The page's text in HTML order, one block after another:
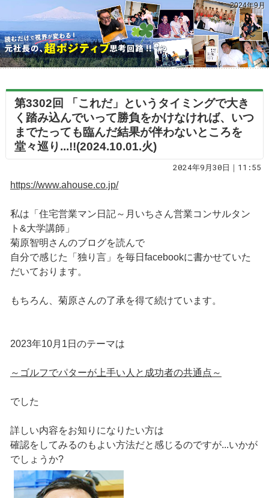
2024年9月
第3302回 「これだ」というタイミングで大き
く踏み込んでいって勝負をかけなければ、いつ
までたっても臨んだ結果が伴わないところを
堂々巡り...!!(2024.10.01.火)
2024年9月30日｜11:55
https://www.ahouse.co.jp/
私は「住宅営業マン日記～月いちさん営業コンサルタン
ト&大学講師」
菊原智明さんのブログを読んで
自分で感じた「独り言」を毎日facebookに書かせていた
だいております。
もちろん、菊原さんの了承を得て続けています。
2023年10月1日のテーマは
～ゴルフでパターが上手い人と成功者の共通点～
でした
詳しい内容をお知りになりたい方は
確認をしてみるのもよい方法だと感じるのですが...いかが
でしょうか?